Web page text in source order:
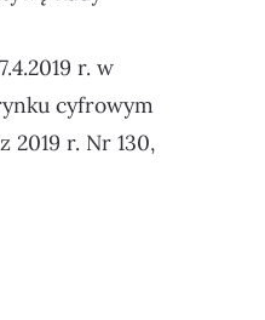
r. w
cyfrowym
r. Nr 130,